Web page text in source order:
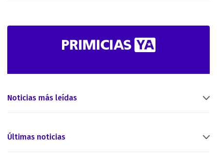
Noticias más leídas
Últimas noticias